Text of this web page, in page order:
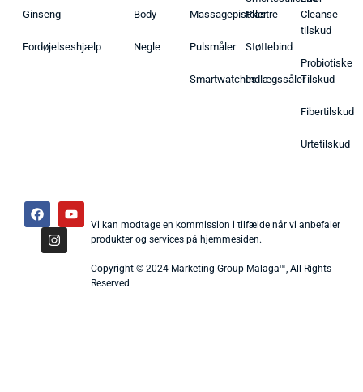
Ginseng
Fordøjelseshjælp
Body
Negle
Massagepistoler
Pulsmåler
Smartwatches
Plastre
Støttebind
Indlægssåler
Cleanse-
tilskud
Probiotiske
Tilskud
Fibertilskud
Urtetilskud
Vi kan modtage en kommission i tilfælde når vi anbefaler
produkter og services på hjemmesiden.
Copyright © 2024 Marketing Group Malaga™, All Rights
Reserved